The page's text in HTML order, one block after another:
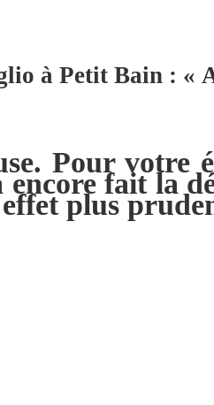
à Petit Bain : «
Pour
fait la
effet plus